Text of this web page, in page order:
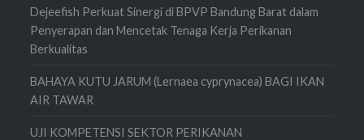
Dejeefish Perkuat Sinergi di BPVP Bandung Barat dalam
Penyerapan dan Mencetak Tenaga Kerja Perikanan
Berkualitas
BAHAYA KUTU JARUM (Lernaea cyprynacea) BAGI IKAN
AIR TAWAR
UJI KOMPETENSI SEKTOR PERIKANAN